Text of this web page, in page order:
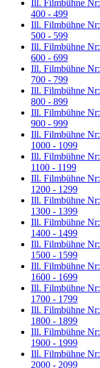
Ill. Filmbühne Nr:
400 - 499
Ill. Filmbühne Nr:
500 - 599
Ill. Filmbühne Nr:
600 - 699
Ill. Filmbühne Nr:
700 - 799
Ill. Filmbühne Nr:
800 - 899
Ill. Filmbühne Nr:
900 - 999
Ill. Filmbühne Nr:
1000 - 1099
Ill. Filmbühne Nr:
1100 - 1199
Ill. Filmbühne Nr:
1200 - 1299
Ill. Filmbühne Nr:
1300 - 1399
Ill. Filmbühne Nr:
1400 - 1499
Ill. Filmbühne Nr:
1500 - 1599
Ill. Filmbühne Nr:
1600 - 1699
Ill. Filmbühne Nr:
1700 - 1799
Ill. Filmbühne Nr:
1800 - 1899
Ill. Filmbühne Nr:
1900 - 1999
Ill. Filmbühne Nr:
2000 - 2099